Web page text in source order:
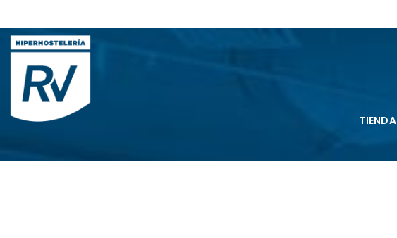
TIENDA